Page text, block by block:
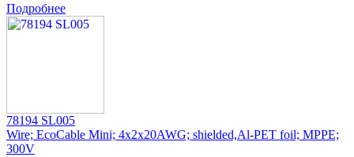
Подробнее
78194 SL005
Wire; EcoCable Mini; 4x2x20AWG; shielded,Al-PET foil; MPPE;
300V